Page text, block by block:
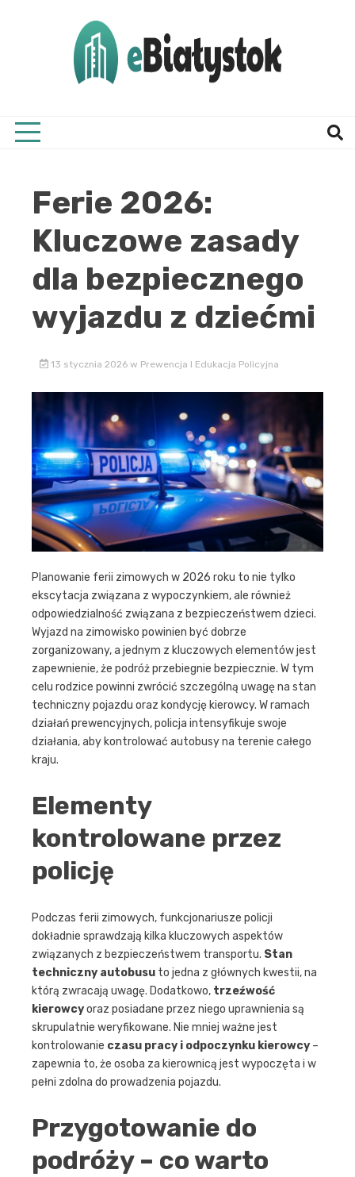
Ferie 2026:
Kluczowe zasady
dla bezpiecznego
wyjazdu z dziećmi
13 stycznia 2026 w Prewencja I Edukacja Policyjna
Planowanie ferii zimowych w 2026 roku to nie tylko
ekscytacja związana z wypoczynkiem, ale również
odpowiedzialność związana z bezpieczeństwem dzieci.
Wyjazd na zimowisko powinien być dobrze
zorganizowany, a jednym z kluczowych elementów jest
zapewnienie, że podróż przebiegnie bezpiecznie. W tym
celu rodzice powinni zwrócić szczególną uwagę na stan
techniczny pojazdu oraz kondycję kierowcy. W ramach
działań prewencyjnych, policja intensyfikuje swoje
działania, aby kontrolować autobusy na terenie całego
kraju.
Elementy
kontrolowane przez
policję
Podczas ferii zimowych, funkcjonariusze policji
dokładnie sprawdzają kilka kluczowych aspektów
związanych z bezpieczeństwem transportu. Stan
techniczny autobusu to jedna z głównych kwestii, na
którą zwracają uwagę. Dodatkowo, trzeźwość
kierowcyoraz posiadane przez niego uprawnienia są
skrupulatnie weryfikowane. Nie mniej ważne jest
kontrolowanie czasu pracy i odpoczynku kierowcy –
zapewnia to, że osoba za kierownicą jest wypoczęta i w
pełni zdolna do prowadzenia pojazdu.
Przygotowanie do
podróży – co warto